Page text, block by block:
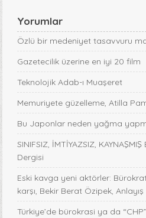
Yorumlar
Özlü bir medeniyet tasavvuru
Gazetecilik üzerine en iyi 20 film
Teknolojik Adab-ı Muaşeret
Memuriyete güzelleme, Atilla
Bu Japonlar neden yağma
SINIFSIZ, İMTİYAZSIZ,
Dergisi
Eski kavga yeni aktörler:
karşı, Bekir Berat Özipek,
Türkiye’de bürokrasi ya da